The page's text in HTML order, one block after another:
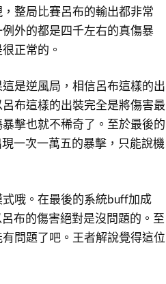
整局比賽呂布的輸出都非常
外的都是四千左右的真傷暴
正常的。
是逆風局，相信呂布這樣的出
布這樣的出裝完全是將傷害最
擊也就不稀奇了。至於最後的
一次一萬五的暴擊，只能說機
哦。在最後的系統buff加成
布的傷害絕對是沒問題的。至
問題了吧。王者解說覺得這位